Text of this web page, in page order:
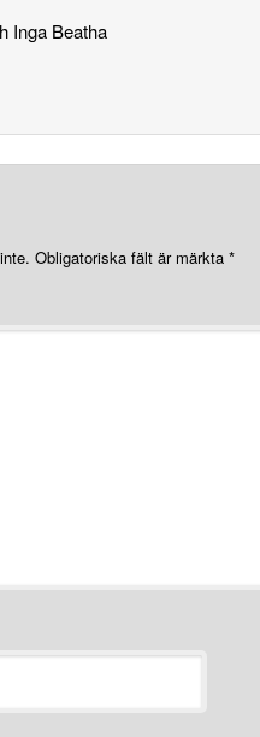
Inga Beatha
Obligatoriska fält är märkta *